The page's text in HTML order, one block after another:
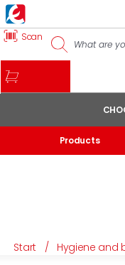
Online orders
My products
Scan
Products
Start / Hygiene and